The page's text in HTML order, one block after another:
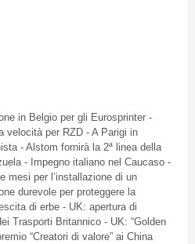
in Belgio per gli Eurosprinter -
velocità per RZD - A Parigi in
- Alstom fornirà la 2ª linea della
- Impegno italiano nel Caucaso -
mesi per l’installazione di un
durevole per proteggere la
di erbe - UK: apertura di
Trasporti Britannico - UK: “Golden
“Creatori di valore” ai China